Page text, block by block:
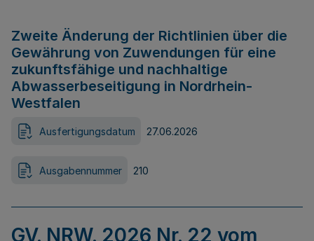
Zweite Änderung der Richtlinien über die
Gewährung von Zuwendungen für eine
zukunftsfähige und nachhaltige
Abwasserbeseitigung in Nordrhein-
Westfalen
Ausfertigungsdatum 27.06.2026
Ausgabennummer 210
GV. NRW. 2026 Nr. 22 vom